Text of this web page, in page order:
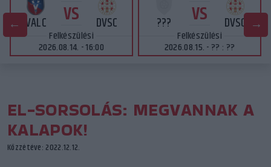
VALC VS DVSC
Felkészülési
2026.08.14. - 16:00
??? VS DVSC
Felkészülési
2026.08.15. - ?? : ??
EL-SORSOLÁS: MEGVANNAK A
KALAPOK!
Közzétéve: 2022.12.12.